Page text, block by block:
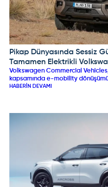
VOLKSWAGEN
Pikap Dünyasında Sessiz
Tamamen Elektrikli
Çıkmaya Hazırlanıyor!
Volkswagen Commercial
kapsamında e-mobility
taşımaya hazırlanıyor. Avustralya
HABERIN DEVAMI